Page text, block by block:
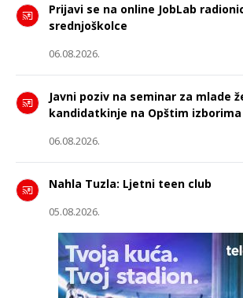
Prijavi se na online JobLab
srednjoškolce
06.08.2026.
Javni poziv na seminar za mlade
kandidatkinje na Opštim izborima
06.08.2026.
Nahla Tuzla: Ljetni teen club
05.08.2026.